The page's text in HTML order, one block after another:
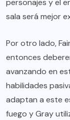
personajes y el
sala será mejor
Por otro lado,
entonces
avanzando en
habilidades
adaptan a este
fuego y Gray